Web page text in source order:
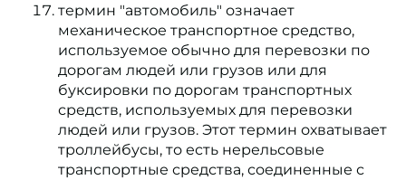
термин "автомобиль" означает
механическое транспортное средство,
используемое обычно для перевозки по
дорогам людей или грузов или для
буксировки по дорогам транспортных
средств, используемых для перевозки
людей или грузов. Этот термин охватывает
троллейбусы, то есть нерельсовые
транспортные средства, соединенные с